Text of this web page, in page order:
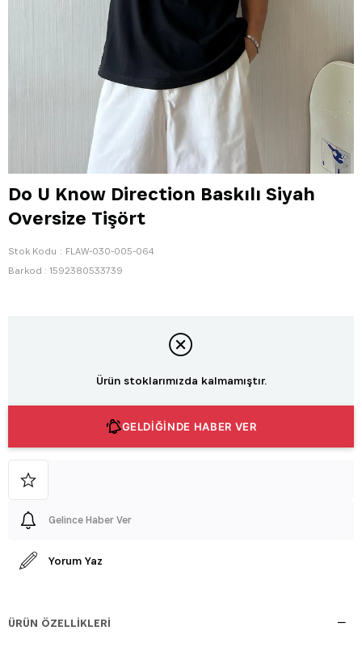
Do U Know Direction Baskılı Siyah
Oversize Tişört
Stok Kodu
FLAW-030-005-064
Barkod : 1592380533739
Ürün stoklarımızda kalmamıştır.
GELDİĞİNDE HABER VER
Gelince Haber Ver
Yorum Yaz
ÜRÜN ÖZELLIKLERI